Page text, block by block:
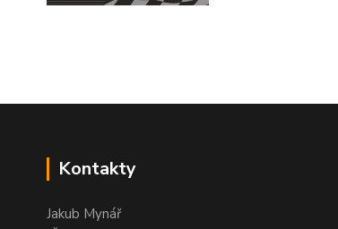
Kontakty
Jakub Mynář